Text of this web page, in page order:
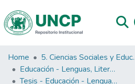
Repositorio
Tutoriales
Home
5.
Educación - Lenguas, Literatura y Comunicación
Tesis - Educación - Lenguas, Literatura y Comunicación